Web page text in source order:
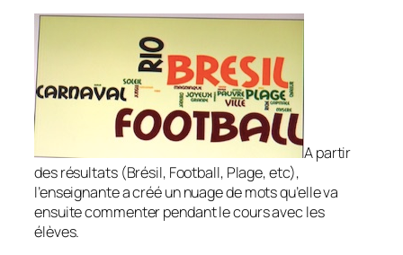
A partir
des résultats (Brésil, Football, Plage, etc),
l’enseignante a créé un nuage de mots qu’elle va
ensuite commenter pendant le cours avec les
élèves.